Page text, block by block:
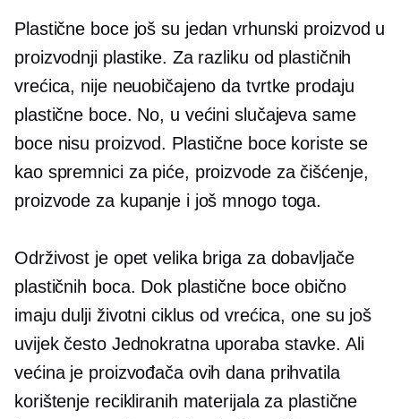
Plastične boce još su jedan vrhunski proizvod u
proizvodnji plastike. Za razliku od plastičnih
vrećica, nije neuobičajeno da tvrtke prodaju
plastične boce. No, u većini slučajeva same
boce nisu proizvod. Plastične boce koriste se
kao spremnici za piće, proizvode za čišćenje,
proizvode za kupanje i još mnogo toga.
Održivost je opet velika briga za dobavljače
plastičnih boca. Dok plastične boce obično
imaju dulji životni ciklus od vrećica, one su još
uvijek često Jednokratna uporabastavke. Ali
većina je proizvođača ovih dana prihvatila
korištenje recikliranih materijala za plastične